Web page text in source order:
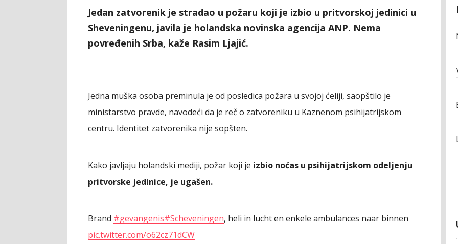
Jedan zatvorenik je stradao u požaru koji je izbio u pritvorskoj jedinici u
Sheveningenu, javila je holandska novinska agencija ANP. Nema
povređenih Srba, kaže Rasim Ljajić.
Jedna muška osoba preminula je od posledica požara u svojoj ćeliji, saopštilo je
ministarstvo pravde, navodeći da je reč o zatvoreniku u Kaznenom psihijatrijskom
centru. Identitet zatvorenika nije sopšten.
Kako javljaju holandski mediji, požar koji je izbio noćas u psihijatrijskom odeljenju
pritvorske jedinice, je ugašen.
Brand #gevangenis#Scheveningen, heli in lucht en enkele ambulances naar binnen
pic.twitter.com/o62cz71dCW